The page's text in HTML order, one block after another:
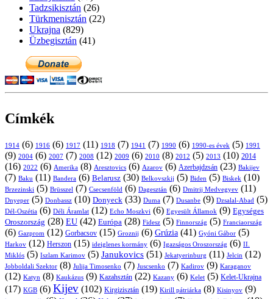
Tadzsikisztán (26)
Türkmenisztán (22)
Ukrajna (829)
Üzbegisztán (41)
Címkék
1914 (6) 1916 (6) 1917 (11) 1918 (7) 1941 (7) 1990 (6) 1990-es évek (5) 1991
(9) 2004 (6) 2007 (7) 2008 (12) 2009 (6) 2010 (8) 2012 (5) 2013 (10) 2014
(16) 2022 (6) Amerika (8) Aresztovics (6) Azarov (6) Azerbajdzsán (23) Bakijev
(7) Baku (11) Bandera (6) Belarusz (30) Belkovszkij (5) Biden (5) Biskek (10)
Brzezinski (5) Brüsszel (7) Csecsenföld (6) Dagesztán (6) Dmitrij Medvegyev (11)
Dnyeper (5) Donbassz (10) Donyeck (33) Duma (7) Dusanbe (9) Dzsalal-Abad (5)
Dél-Oszétia (6) Déli Áramlat (12) Echo Moszkvi (6) Egyesült Államok (9) Egységes
Oroszország (28) EU (42) Európa (28) Fidesz (5) Finnország (5) Franciaország
(6) Gazprom (12) Gorbacsov (15) Groznij (6) Grúzia (41) Gyóni Gábor (5)
Harkov (12) Herszon (15) ideiglenes kormány (6) Igazságos Oroszország (6) II.
Miklós (5) Iszlam Karimov (5) Janukovics (51) Jekatyerinburg (11) Jelcin (12)
Jobboldali Szektor (8) Julija Timosenko (7) Juscsenko (7) Kadirov (9) Karaganov
(12) Katyn (8) Kaukázus (9) Kazahsztán (22) Kazany (6) Kelet (5) Kelet-Ukrajna
(17) KGB (6) Kijev (102) Kirgizisztán (19) Kirill pátriárka (8) Kisinyov (9)